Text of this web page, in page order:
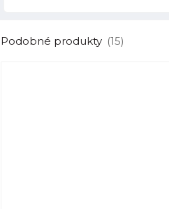
Podobné produkty (15)